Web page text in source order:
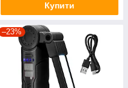
Купити
–23%